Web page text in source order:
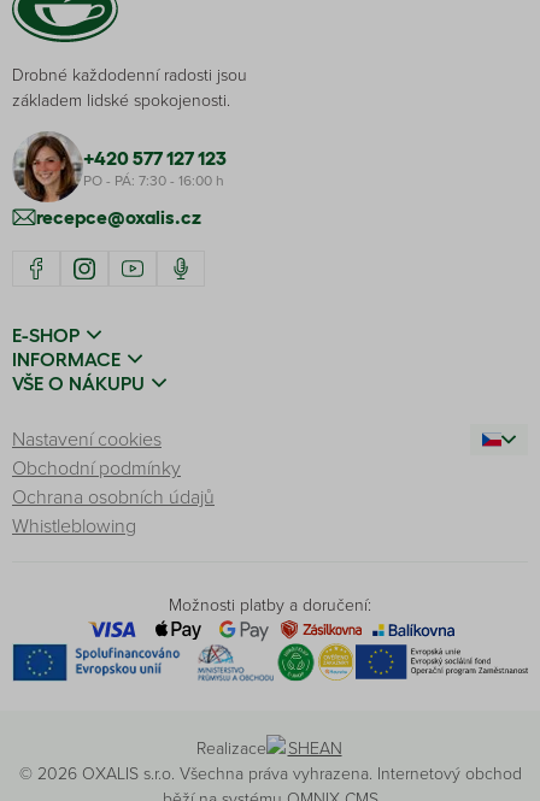
Drobné každodenní radosti jsou
základem lidské spokojenosti.
+420 577 127 123
PO - PÁ: 7:30 - 16:00 h
recepce@oxalis.cz
E-SHOP
INFORMACE
VŠE O NÁKUPU
Nastavení cookies
Obchodní podmínky
Ochrana osobních údajů
Whistleblowing
Možnosti platby a doručení:
© 2026 OXALIS s.r.o. Všechna práva vyhrazena. Internetový obchod
Realizace